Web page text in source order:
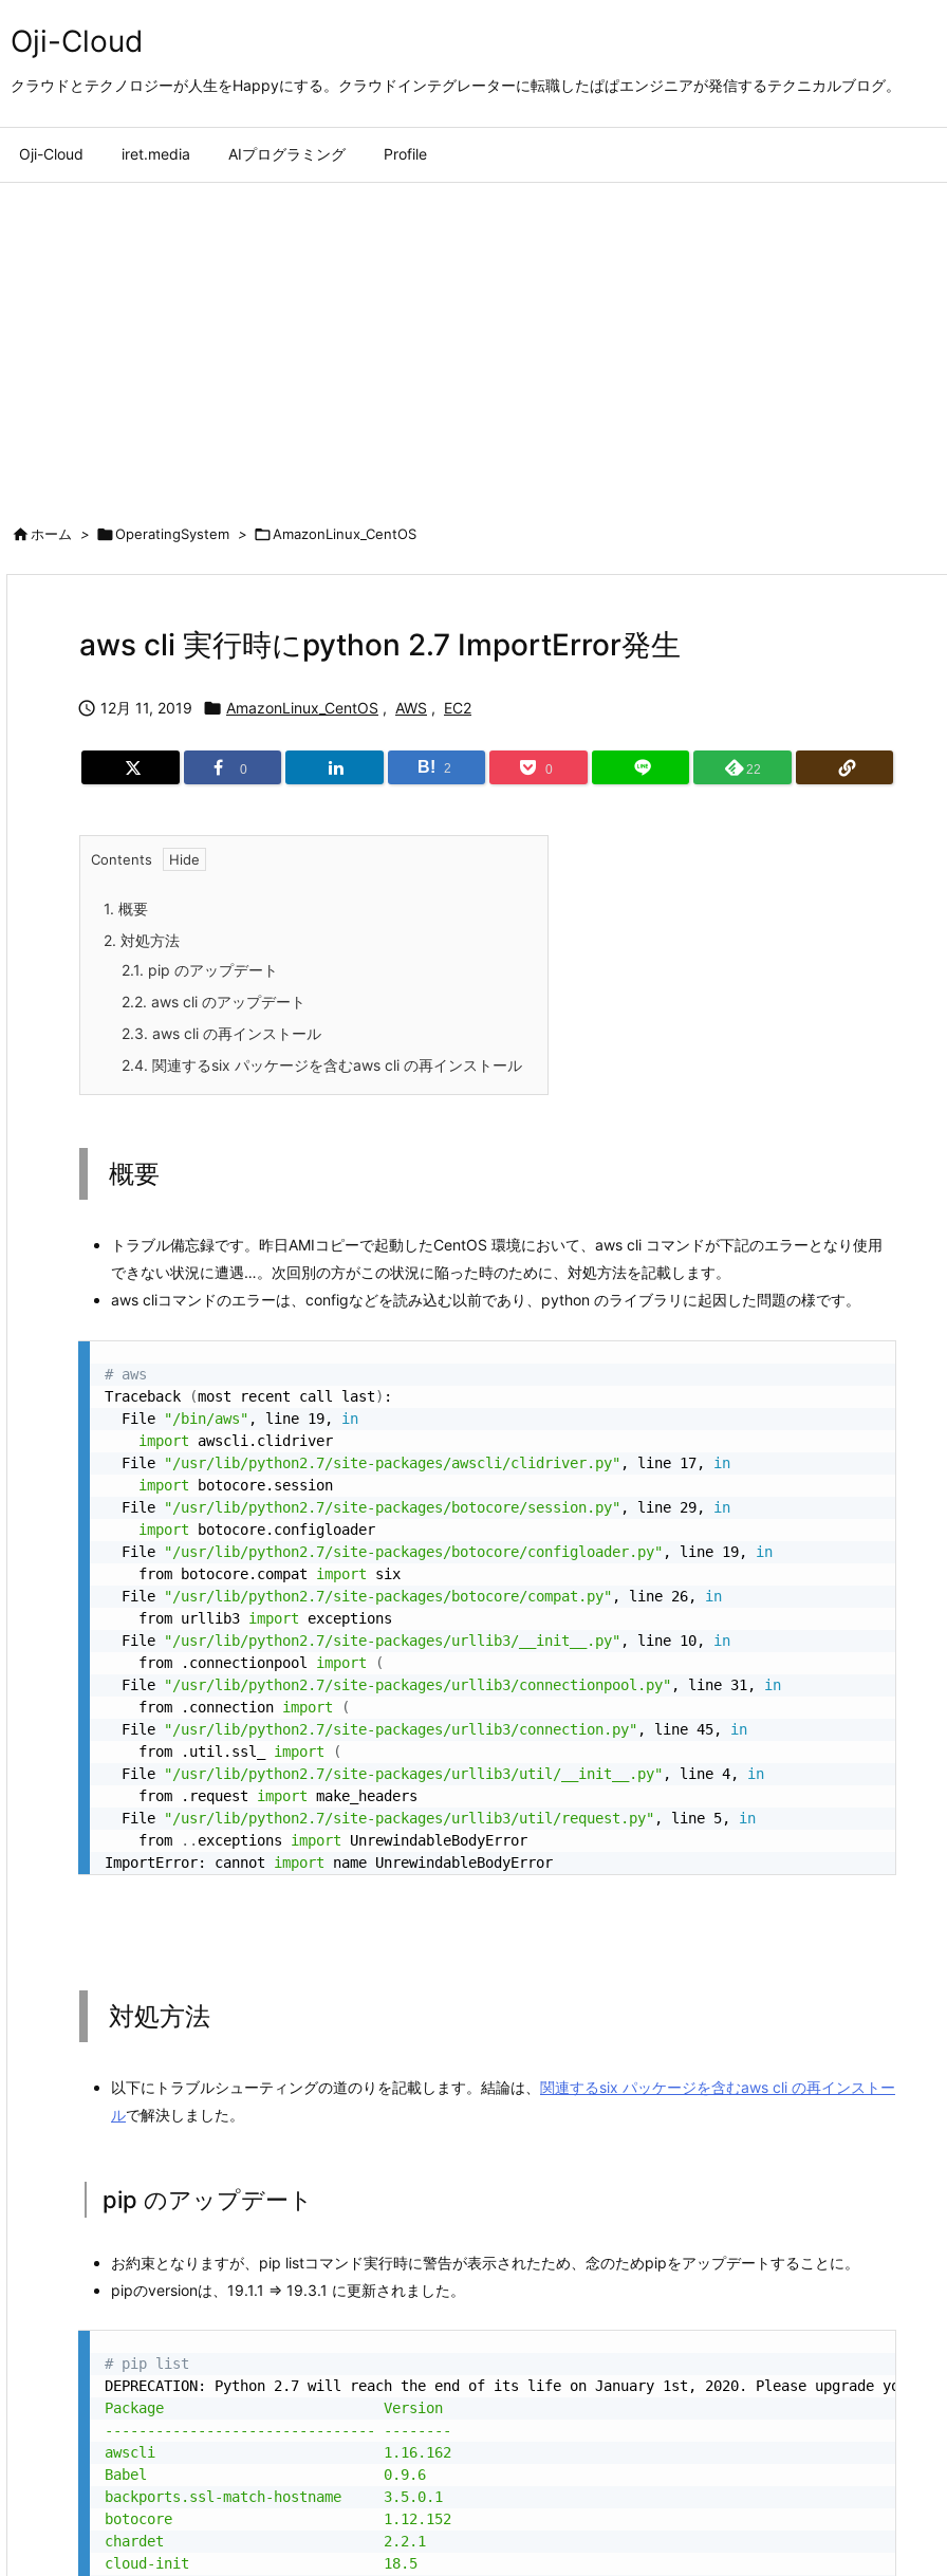
Oji-Cloud
クラウドとテクノロジーが人生をHappyにする。クラウドインテグレーターに転職したぱぱエンジニアが発信するテクニカルブログ。
Oji-Cloud iret.media AIプログラミング Profile
ホーム > OperatingSystem > AmazonLinux_CentOS
aws cli 実行時にpython 2.7 ImportError発生
 12月 11, 2019  AmazonLinux_CentOS , AWS , EC2
0 B! 2 0 22
Contents
1. 概要
2. 対処方法
2.1. pip のアップデート
2.2. aws cli のアップデート
2.3. aws cli の再インストール
2.4. 関連するsix パッケージを含むaws cli の再インストール
概要
トラブル備忘録です。昨日AMIコピーで起動したCentOS 環境において、aws cli コマンドが下記のエラーとなり使用
できない状況に遭遇…。次回別の方がこの状況に陥った時のために、対処方法を記載します。
aws cliコマンドのエラーは、configなどを読み込む以前であり、python のライブラリに起因した問題の様です。
# aws
Traceback
(most recent call last) :
  File
"/bin/aws" , line 19, in
import awscli.clidriver
  File
"/usr/lib/python2.7/site-packages/awscli/clidriver.py" , line 17, in
import botocore.session
  File
"/usr/lib/python2.7/site-packages/botocore/session.py" , line 29, in
import botocore.configloader
  File
"/usr/lib/python2.7/site-packages/botocore/configloader.py" , line 19, in
    from botocore.compat
import six
  File
"/usr/lib/python2.7/site-packages/botocore/compat.py" , line 26, in
    from urllib3
import exceptions
  File
"/usr/lib/python2.7/site-packages/urllib3/__init__.py" , line 10, in
    from .connectionpool
import
(
  File
"/usr/lib/python2.7/site-packages/urllib3/connectionpool.py" , line 31, in
    from .connection
import
(
  File
"/usr/lib/python2.7/site-packages/urllib3/connection.py" , line 45, in
    from .util.ssl_
import
(
  File
"/usr/lib/python2.7/site-packages/urllib3/util/__init__.py" , line 4, in
    from .request
import make_headers
  File
"/usr/lib/python2.7/site-packages/urllib3/util/request.py" , line 5, in
    from
.. exceptions import UnrewindableBodyError
ImportError: cannot import
対処方法
以下にトラブルシューティングの道のりを記載します。結論は、 関連するsix パッケージを含むaws cli の再インストー
ルで解決しました。
pip のアップデート
お約束となりますが、pip listコマンド実行時に警告が表示されたため、念のためpipをアップデートすることに。
pipのversionは、19.1.1 ⇒ 19.3.1 に更新されました。
# pip list
DEPRECATION: Python 2.7 will reach the end of its life on January 1st, 2020. Please upgrade your
Package                          Version
-------------------------------- --------
awscli                           1.16.162
Babel                            0.9.6
backports.ssl-match-hostname     3.5.0.1
botocore                         1.12.152
chardet                          2.2.1
cloud-init                       18.5